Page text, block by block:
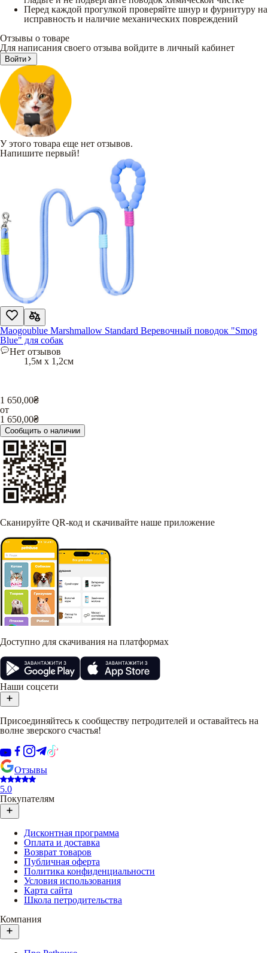
Перед каждой прогулкой проверяйте шнур и фурнитуру на
исправность и наличие механических повреждений
Отзывы о товаре
Для написания своего отзыва войдите в личный кабинет
Войти
У этого товара еще нет отзывов.
Напишите первый!
Maogoublue Marshmallow Standard Веревочный поводок "Smog
Blue" для собак
Нет отзывов
1,5м х 1,2см
1 650,00₴
от
1 650,00₴
Сообщить о наличии
Сканируйте QR-код и скачивайте наше приложение
Доступно для скачивания на платформах
Наши соцсети
Присоединяйтесь к сообществу петродителей и оставайтесь на
волне зверского счастья!
Отзывы
5.0
Покупателям
Дисконтная программа
Оплата и доставка
Возврат товаров
Публичная оферта
Политика конфиденциальности
Условия использования
Карта сайта
Школа петродительства
Компания